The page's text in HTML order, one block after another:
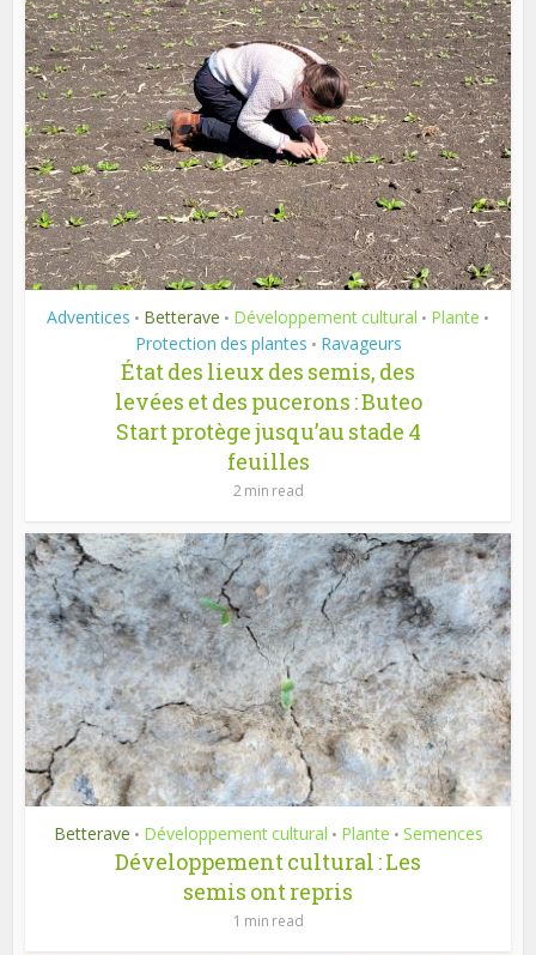
Adventices • Betterave • Développement cultural • Plante •
Protection des plantes • Ravageurs
État des lieux des semis, des
levées et des pucerons : Buteo
Start protège jusqu’au stade 4
feuilles
2 min read
Betterave • Développement cultural • Plante • Semences
Développement cultural : Les
semis ont repris
1 min read